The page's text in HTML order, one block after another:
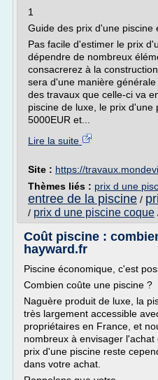
1
Guide des prix d'une piscine
Pas facile d'estimer le prix
dépendre de nombreux
consacrerez à la
sera d'une manière
des travaux que celle-ci va
piscine de luxe, le prix
5000EUR et...
Lire la suite
Site : https://
Thèmes liés : prix d une
entree de la piscine /
/ prix d une piscine coque
Coût piscine :
hayward.fr
Piscine économique, c'est
Combien coûte une piscine ?
Naguère produit de luxe, la
très largement accessible
propriétaires en France, et
nombreux à envisager
prix d'une piscine reste
dans votre achat.